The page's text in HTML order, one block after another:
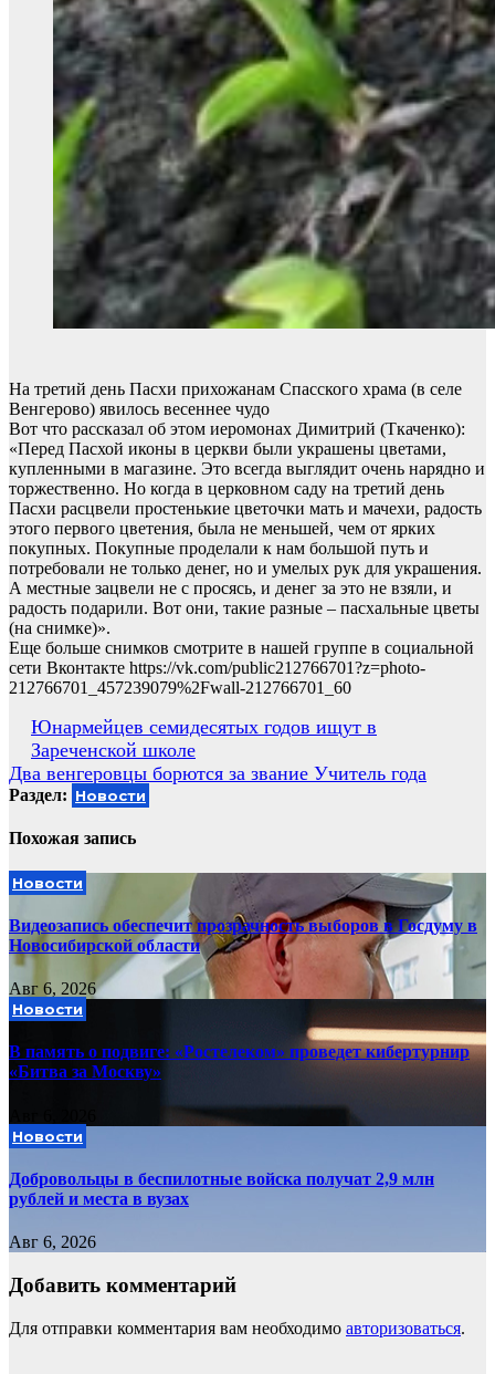
На третий день Пасхи прихожанам Спасского храма (в селе
Венгерово) явилось весеннее чудо
Вот что рассказал об этом иеромонах Димитрий (Ткаченко):
«Перед Пасхой иконы в церкви были украшены цветами,
купленными в магазине. Это всегда выглядит очень нарядно и
торжественно. Но когда в церковном саду на третий день
Пасхи расцвели простенькие цветочки мать и мачехи, радость
этого первого цветения, была не меньшей, чем от ярких
покупных. Покупные проделали к нам большой путь и
потребовали не только денег, но и умелых рук для украшения.
А местные зацвели не с просясь, и денег за это не взяли, и
радость подарили. Вот они, такие разные – пасхальные цветы
(на снимке)».
Еще больше снимков смотрите в нашей группе в социальной
сети Вконтакте https://vk.com/public212766701?z=photo-
212766701_457239079%2Fwall-212766701_60
Навигация
по
записям
Юнармейцев семидесятых годов ищут в
Зареченской школе
Два венгеровцы борются за звание Учитель года
Раздел: Новости
Похожая запись
Новости
Видеозапись обеспечит прозрачность выборов в Госдуму в
Новосибирской области
Авг 6, 2026
Новости
В память о подвиге: «Ростелеком» проведет кибертурнир
«Битва за Москву»
Новости
Добровольцы в беспилотные войска получат 2,9 млн
рублей и места в вузах
Авг 6, 2026
Добавить комментарий
Для отправки комментария вам необходимо авторизоваться.